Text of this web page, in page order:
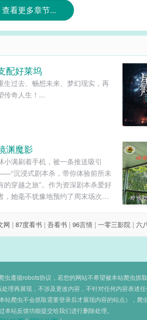
查看更多章节...
配好莱坞
生过去、畅想未来、梦幻现实，再
传奇人生！...
渊魔影
小满刷着手机，被一条推送吸引
沉浸式剧本杀，带你体验前所未
的穿越之旅”。作为资深剧本杀爱好
，她毫不犹豫地预约了周末场次。
剧本杀店。踏入布置得古色古香的房
，其他五位玩家已在等候。DM身着
网 | 87度看书 | 吾看书 | 96言情 | 一零三影院 | 六
遵循robots协议，若您的网站不希望被本站爬虫抓
理再展现，不涉及更改内容，不针对任何内容表述任
爬虫不会抓取需要登录后才展现内容的站点），爬
本站反馈功能提交给我们进行删除处理。